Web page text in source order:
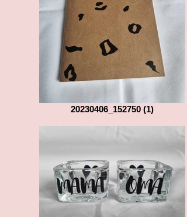
20230406_152750 (1)